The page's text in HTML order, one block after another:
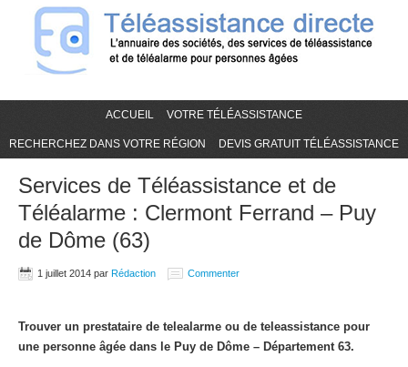
ACCUEIL VOTRE TÉLÉASSISTANCE
RECHERCHEZ DANS VOTRE RÉGION DEVIS GRATUIT TÉLÉASSISTANCE
Services de Téléassistance et de
Téléalarme : Clermont Ferrand – Puy
de Dôme (63)
1 juillet 2014 par Rédaction Commenter
Trouver un prestataire de telealarme ou de teleassistance pour
une personne âgée dans le Puy de Dôme – Département 63.